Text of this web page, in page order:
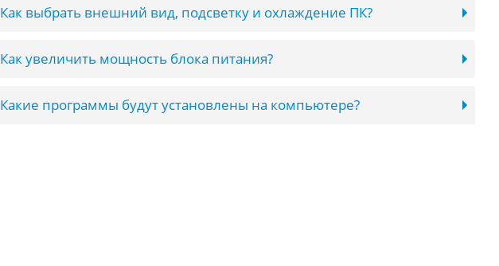
Как выбрать внешний вид, подсветку и охлаждение ПК?
Как увеличить мощность блока питания?
Какие программы будут установлены на компьютере?